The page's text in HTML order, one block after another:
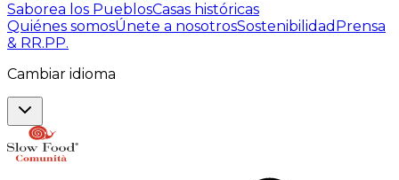
Saborea los PueblosCasas históricas
Quiénes somosÚnete a nosotrosSostenibilidad Prensa
& RR.PP.
Cambiar idioma